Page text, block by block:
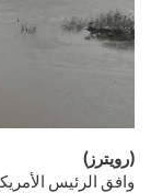
(رويترز)
وافق الرئيس